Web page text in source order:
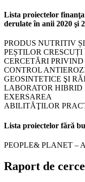
Lista proiectelor
derulate în anii 2020 şi
PRODUS NUTRITIV
PEȘTILOR
CERCETĂRI
CONTROL
GEOSINTETICE ŞI
LABORATOR
EXERSAREA
ABILITĂŢILOR
Lista proiectelor fără
PEOPLE& PLANET –
Raport de